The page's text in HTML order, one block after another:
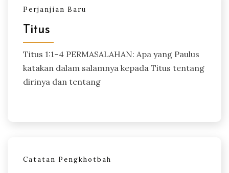
Perjanjian Baru
Titus
Titus 1:1–4 PERMASALAHAN: Apa yang Paulus
katakan dalam salamnya kepada Titus tentang
dirinya dan tentang
Catatan Pengkhotbah